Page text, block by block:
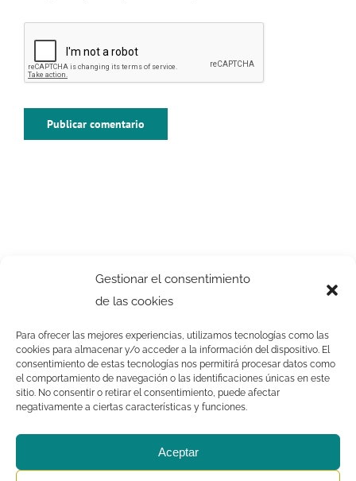
Gestionar el consentimiento
de las cookies
Para ofrecer las mejores experiencias, utilizamos tecnologías como las
cookies para almacenar y/o acceder a la información del dispositivo. El
consentimiento de estas tecnologías nos permitirá procesar datos como
el comportamiento de navegación o las identificaciones únicas en este
sitio. No consentir o retirar el consentimiento, puede afectar
negativamente a ciertas características y funciones.
Aceptar